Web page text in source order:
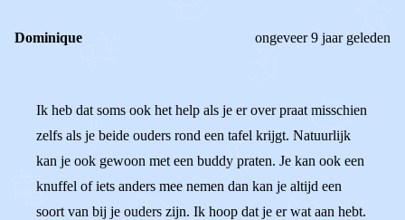
Dominique ongeveer 9 jaar geleden
Ik heb dat soms ook het help als je er over praat misschien
zelfs als je beide ouders rond een tafel krijgt. Natuurlijk
kan je ook gewoon met een buddy praten. Je kan ook een
knuffel of iets anders mee nemen dan kan je altijd een
soort van bij je ouders zijn. Ik hoop dat je er wat aan hebt.